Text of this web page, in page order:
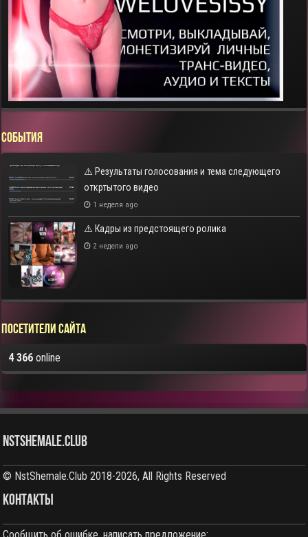
СОБЫТИЯ
⚠️ Результаты голосования и тема следующего
откртытого видео
1 неделя ago
⚠️ Кадры из предстоящего ролика
2 недели ago
Посетители сайта
4 366 online
NstShemale.Club
© NstShemale.Club 2018-2026, All Rights Reserved
КОНТАКТЫ